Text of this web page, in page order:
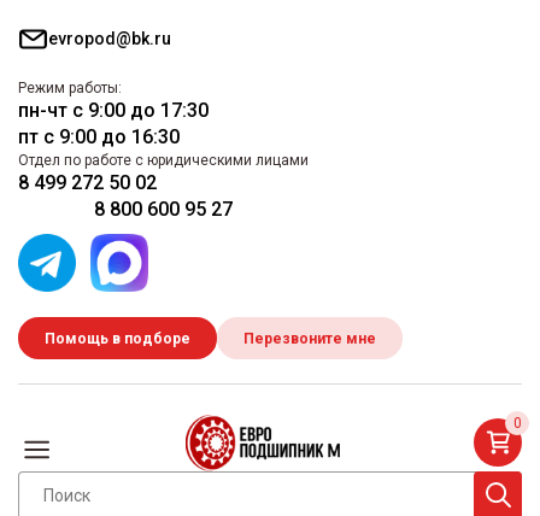
evropod@bk.ru
Режим работы:
пн-чт с 9:00 до 17:30
пт с 9:00 до 16:30
Отдел по работе с юридическими лицами
8 499 272 50 02
8 800 600 95 27
Помощь в подборе Перезвоните мне
0